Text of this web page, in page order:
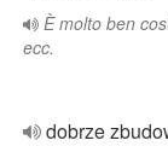
È molto ben
ecc.
dobrze